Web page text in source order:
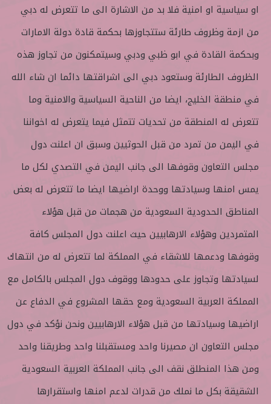
او سياسية او امنية فلا بد من الاشارة الى ما تتعرض له دبي
من ازمة وظروف طارئة ستتجاوزها بحكمة قادة دولة الامارات
وبحكمة القادة في ابو ظبي ودبي وسيتمكنون من تجاوز هذه
الظروف الطارئة وستعود دبي الى اشراقتها دائما ان شاء الله
في منطقة الخليج، ايضا من الناحية السياسية والامنية وما
تتعرض له المنطقة من تحديات تتمثل فيما يتعرض له اخواننا
في اليمن من تمرد من قبل الحوثيين وسبق ان اعلنت دول
مجلس التعاون وقوفها الى جانب اليمن في التصدي لكل ما
يمس امنها وسيادتها ووحدة اراضيها ايضا ما تتعرض له بعض
المناطق الحدودية السعودية من هجمات من قبل هؤلاء
المتمردين وهؤلاء الارهابيين حيث اعلنت دول المجلس كافة
وقوفها ودعمها للاشقاء في المملكة لما تتعرض له من انتهاك
لسيادتها وتجاوز على حدودها ووقوف دول المجلس بالكامل مع
المملكة العربية السعودية ومع حقها المشروع في الدفاع عن
اراضيها وسيادتها من قبل هؤلاء الارهابيين ونحن نؤكد في دول
مجلس التعاون ان مصيرنا واحد ومستقبلنا واحد وطريقنا واحد
ومن هذا المنطلق نقف الى جانب المملكة العربية السعودية
الشقيقة بكل ما نملك من قدرات لدعم امنها واستقرارها